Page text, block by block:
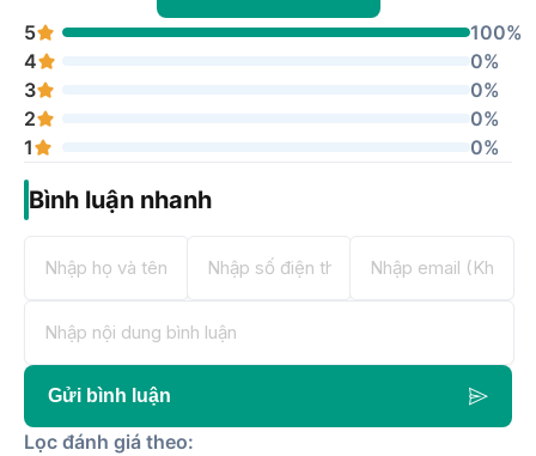
5
100%
4
0%
3
0%
2
0%
1
0%
Bình luận nhanh
Gửi bình luận
Lọc đánh giá theo: